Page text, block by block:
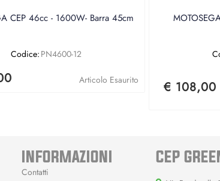
CEP 46cc - 1600W- Barra 45cm
Codice: PN4600-12
Articolo Esaurito € 108,00
INFORMAZIONI
Contatti
CEP